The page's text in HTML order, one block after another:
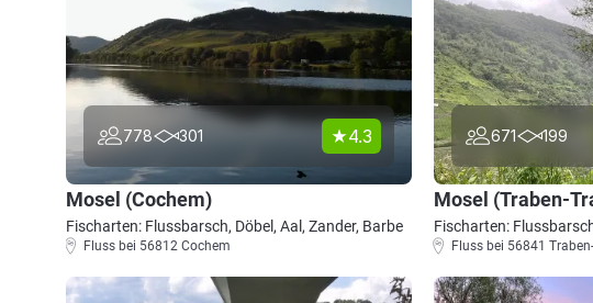
778 301 4.3
Mosel (Cochem)
Fischarten: Flussbarsch, Döbel, Aal, Zander, Barbe
Fluss bei 56812 Cochem
671 199
Mosel (Traben-
Fischarten:
Fluss bei 56841